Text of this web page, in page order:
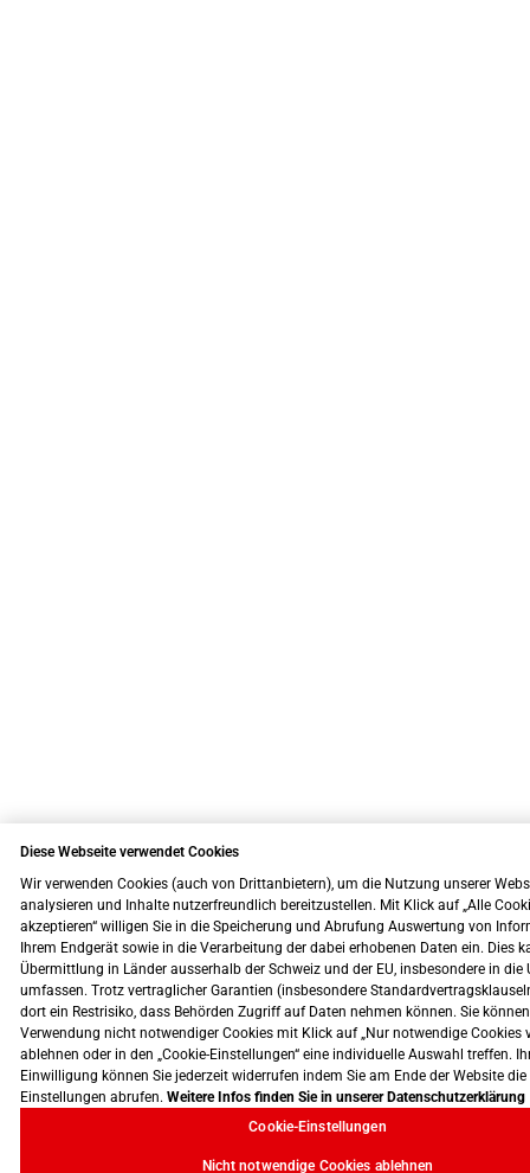
Diese Webseite verwendet Cookies
Wir verwenden Cookies (auch von Drittanbietern), um die Nutzung unserer
analysieren und Inhalte nutzerfreundlich bereitzustellen. Mit Klick auf „Alle
akzeptieren“ willigen Sie in die Speicherung und Abrufung Auswertung von
Ihrem Endgerät sowie in die Verarbeitung der dabei erhobenen Daten ein. Dies
Übermittlung in Länder ausserhalb der Schweiz und der EU, insbesondere in die
umfassen. Trotz vertraglicher Garantien (insbesondere
dort ein Restrisiko, dass Behörden Zugriff auf Daten nehmen können. Sie
Verwendung nicht notwendiger Cookies mit Klick auf „Nur notwendige Cookies
ablehnen oder in den „Cookie-Einstellungen“ eine individuelle Auswahl treffen.
Einwilligung können Sie jederzeit widerrufen indem Sie am Ende der Website die
Einstellungen abrufen. Weitere Infos finden Sie in unserer Datenschutzerklärung
Cookie-Einstellungen
Nicht notwendige Cookies ablehnen